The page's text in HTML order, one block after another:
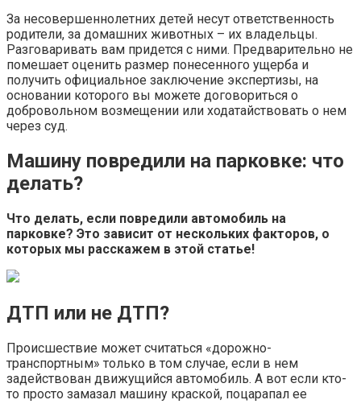
За несовершеннолетних детей несут ответственность
родители, за домашних животных – их владельцы.
Разговаривать вам придется с ними. Предварительно не
помешает оценить размер понесенного ущерба и
получить официальное заключение экспертизы, на
основании которого вы можете договориться о
добровольном возмещении или ходатайствовать о нем
через суд.
Машину повредили на парковке: что
делать?
Что делать, если повредили автомобиль на
парковке? Это зависит от нескольких факторов, о
которых мы расскажем в этой статье!
ДТП или не ДТП?
Происшествие может считаться «дорожно-
транспортным» только в том случае, если в нем
задействован движущийся автомобиль. А вот если кто-
то просто замазал машину краской, поцарапал ее